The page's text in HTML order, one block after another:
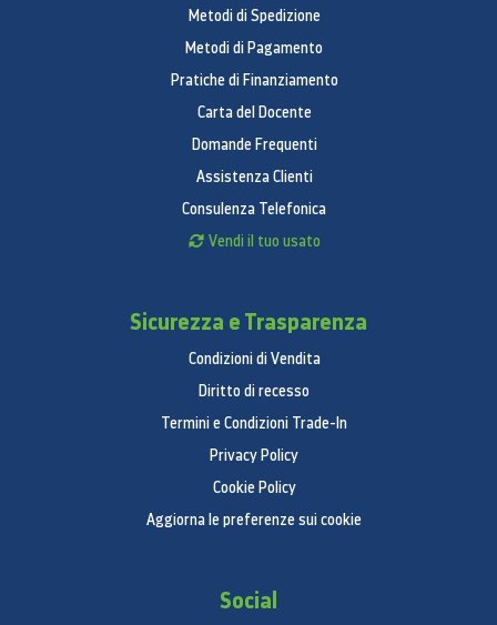
Metodi di Spedizione
Metodi di Pagamento
Pratiche di Finanziamento
Carta del Docente
Domande Frequenti
Assistenza Clienti
Consulenza Telefonica
Vendi il tuo usato
Sicurezza e Trasparenza
Condizioni di Vendita
Diritto di recesso
Termini e Condizioni Trade-In
Privacy Policy
Cookie Policy
Aggiorna le preferenze sui cookie
Social